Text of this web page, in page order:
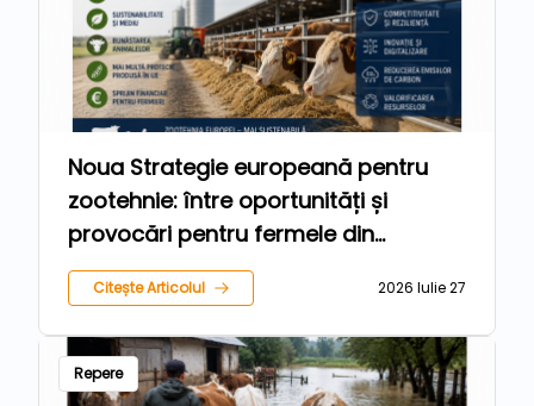
Noua Strategie europeană pentru
zootehnie: între oportunități și
provocări pentru fermele din
România
Citește Articolul 2026 Iulie 27
Repere